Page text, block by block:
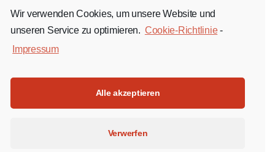
Jobs & Co
Kontakt
Facebook Instagram YouTube
Impressum
Wir verwenden Cookies, um unsere Website und
unseren Service zu optimieren. Cookie-Richtlinie-
Impressum
Alle akzeptieren
Verwerfen